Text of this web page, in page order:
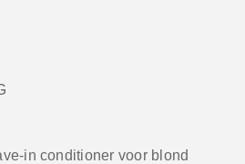
in conditioner voor blond